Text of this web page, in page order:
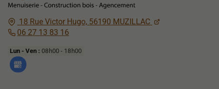
18 Rue Victor Hugo, 56190 MUZILLAC
06 27 13 83 16
Lun - Ven : 08h00 - 18h00